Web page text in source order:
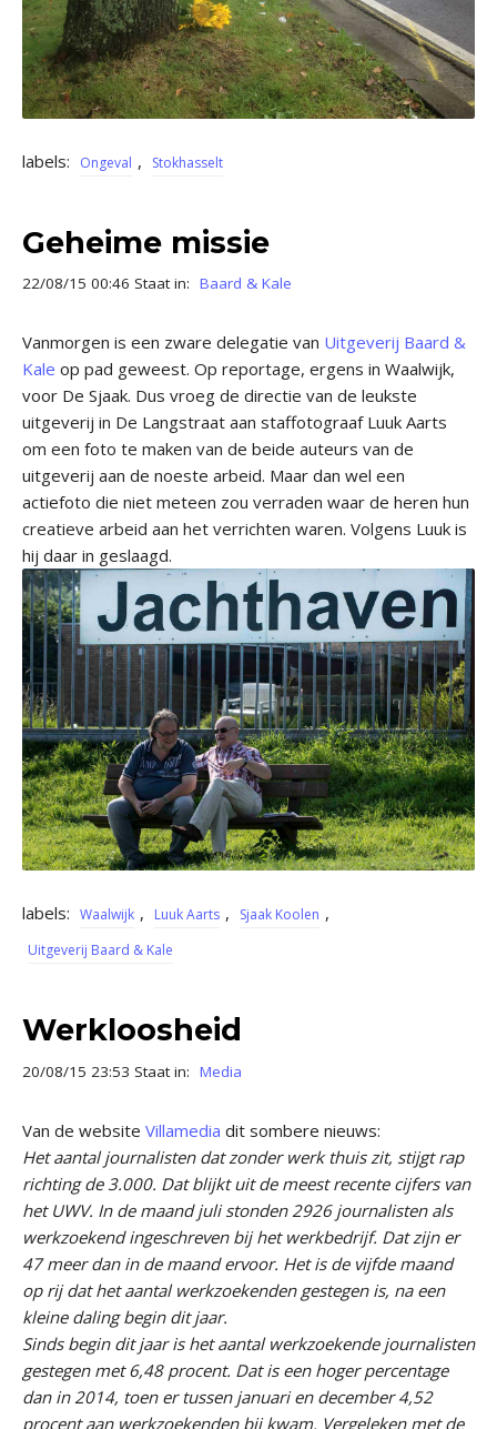
labels: Ongeval , Stokhasselt
Geheime missie
22/08/15 00:46 Staat in: Baard & Kale
Vanmorgen is een zware delegatie van Uitgeverij Baard &
Kale op pad geweest. Op reportage, ergens in Waalwijk,
voor De Sjaak. Dus vroeg de directie van de leukste
uitgeverij in De Langstraat aan staffotograaf Luuk Aarts
om een foto te maken van de beide auteurs van de
uitgeverij aan de noeste arbeid. Maar dan wel een
actiefoto die niet meteen zou verraden waar de heren hun
creatieve arbeid aan het verrichten waren. Volgens Luuk is
hij daar in geslaagd.
labels: Waalwijk , Luuk Aarts , Sjaak Koolen ,
Uitgeverij Baard & Kale
Werkloosheid
20/08/15 23:53 Staat in: Media
Van de website Villamedia dit sombere nieuws:
Het aantal journalisten dat zonder werk thuis zit, stijgt rap
richting de 3.000. Dat blijkt uit de meest recente cijfers van
het UWV. In de maand juli stonden 2926 journalisten als
werkzoekend ingeschreven bij het werkbedrijf. Dat zijn er
47 meer dan in de maand ervoor. Het is de vijfde maand
op rij dat het aantal werkzoekenden gestegen is, na een
kleine daling begin dit jaar.
Sinds begin dit jaar is het aantal werkzoekende journalisten
gestegen met 6,48 procent. Dat is een hoger percentage
dan in 2014, toen er tussen januari en december 4,52
procent aan werkzoekenden bij kwam. Vergeleken met de